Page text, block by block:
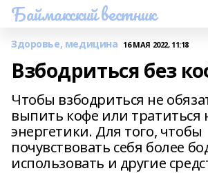
Баймакский вестник
Здоровье, медицина 16 МАЯ 2022, 11:18
Взбодриться без
Чтобы взбодриться не
выпить кофе или тратиться
энергетики. Для того, чтобы
почувствовать себя более
использовать и другие